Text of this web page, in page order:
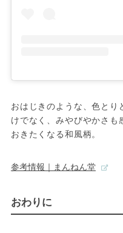
おはじきのような、色と
けでなく、みやびやかさも
おきたくなる和風柄。
参考情報｜まんねん堂
おわりに